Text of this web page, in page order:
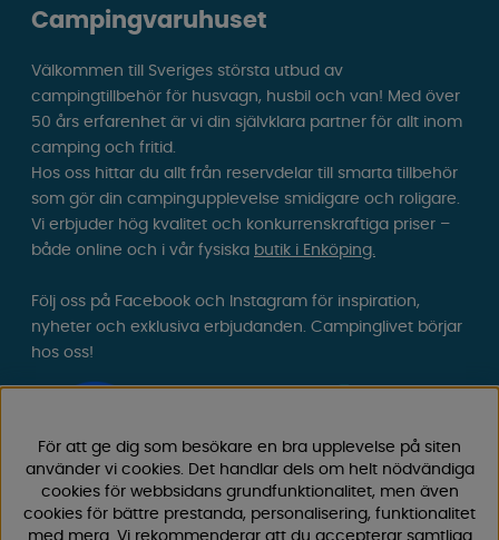
Campingvaruhuset
Välkommen till Sveriges största utbud av
campingtillbehör för husvagn, husbil och van! Med över
50 års erfarenhet är vi din självklara partner för allt inom
camping och fritid.
Hos oss hittar du allt från reservdelar till smarta tillbehör
som gör din campingupplevelse smidigare och roligare.
Vi erbjuder hög kvalitet och konkurrenskraftiga priser –
både online och i vår fysiska butik i Enköping.
Följ oss på Facebook och Instagram för inspiration,
nyheter och exklusiva erbjudanden. Campinglivet börjar
hos oss!
För att ge dig som besökare en bra upplevelse på siten
använder vi cookies. Det handlar dels om helt nödvändiga
cookies för webbsidans grundfunktionalitet, men även
cookies för bättre prestanda, personalisering, funktionalitet
med mera. Vi rekommenderar att du accepterar samtliga